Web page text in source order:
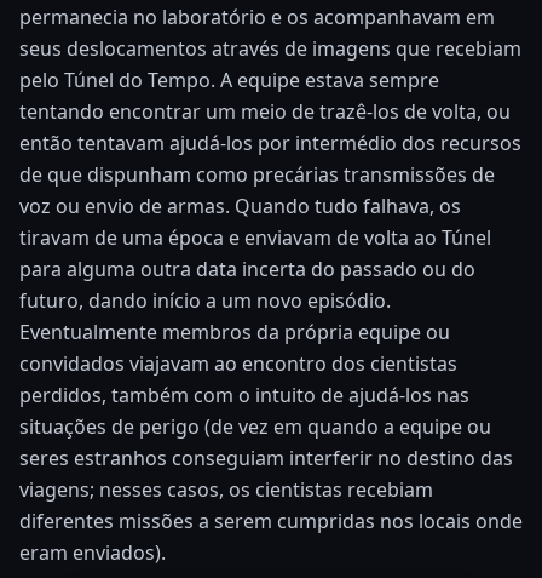
permanecia no laboratório e os acompanhavam em
seus deslocamentos através de imagens que recebiam
pelo Túnel do Tempo. A equipe estava sempre
tentando encontrar um meio de trazê-los de volta, ou
então tentavam ajudá-los por intermédio dos recursos
de que dispunham como precárias transmissões de
voz ou envio de armas. Quando tudo falhava, os
tiravam de uma época e enviavam de volta ao Túnel
para alguma outra data incerta do passado ou do
futuro, dando início a um novo episódio.
Eventualmente membros da própria equipe ou
convidados viajavam ao encontro dos cientistas
perdidos, também com o intuito de ajudá-los nas
situações de perigo (de vez em quando a equipe ou
seres estranhos conseguiam interferir no destino das
viagens; nesses casos, os cientistas recebiam
diferentes missões a serem cumpridas nos locais onde
eram enviados).